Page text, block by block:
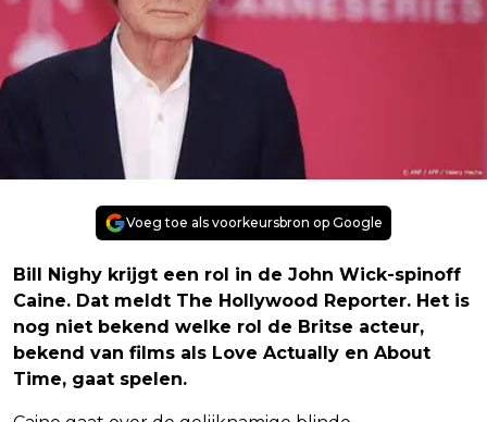
Voeg toe als voorkeursbron op Google
Bill Nighy krijgt een rol in de John Wick-spinoff
Caine. Dat meldt The Hollywood Reporter. Het is
nog niet bekend welke rol de Britse acteur,
bekend van films als Love Actually en About
Time, gaat spelen.